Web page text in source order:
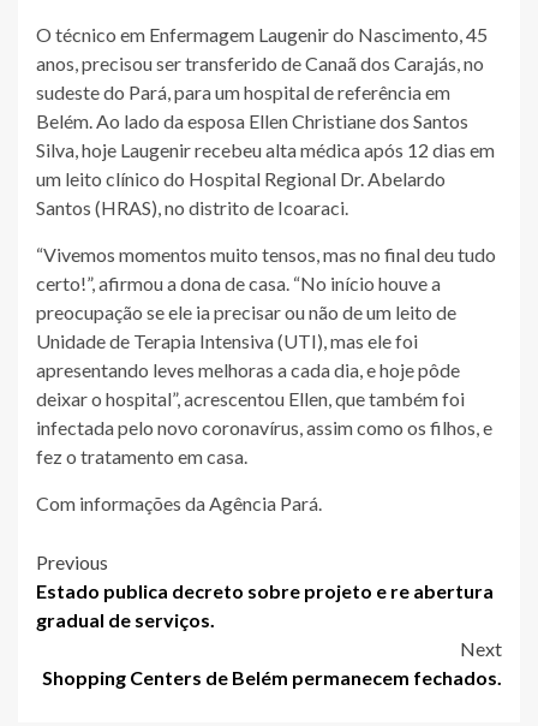
O técnico em Enfermagem Laugenir do Nascimento, 45
anos, precisou ser transferido de Canaã dos Carajás, no
sudeste do Pará, para um hospital de referência em
Belém. Ao lado da esposa Ellen Christiane dos Santos
Silva, hoje Laugenir recebeu alta médica após 12 dias em
um leito clínico do Hospital Regional Dr. Abelardo
Santos (HRAS), no distrito de Icoaraci.
“Vivemos momentos muito tensos, mas no final deu tudo
certo!”, afirmou a dona de casa. “No início houve a
preocupação se ele ia precisar ou não de um leito de
Unidade de Terapia Intensiva (UTI), mas ele foi
apresentando leves melhoras a cada dia, e hoje pôde
deixar o hospital”, acrescentou Ellen, que também foi
infectada pelo novo coronavírus, assim como os filhos, e
fez o tratamento em casa.
Com informações da Agência Pará.
Post
navigation
Previous
Estado publica decreto sobre projeto e re abertura
gradual de serviços.
Next
Shopping Centers de Belém permanecem fechados.